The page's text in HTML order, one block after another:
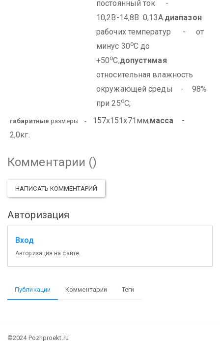
постоянный ток -
10,2В-14,8В 0,13А. диапазон
рабочих температур - от
минус 30оС до
+50оС,допустимая
относительная влажность
окружающей среды - 98%
при 25оС;
габаритные размеры - 157х151х71мм;масса -
2,0кг.
Комментарии ()
НАПИСАТЬ КОММЕНТАРИЙ
Авторизация
Вход
Авторизация на сайте.
Публикации Комментарии Теги
©2024 Pozhproekt.ru